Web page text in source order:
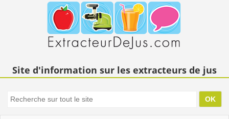
Site d'information sur les extracteurs de jus